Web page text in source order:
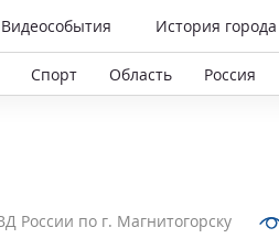
Видеособытия История города
Спорт Область Россия
России по г. Магнитогорску